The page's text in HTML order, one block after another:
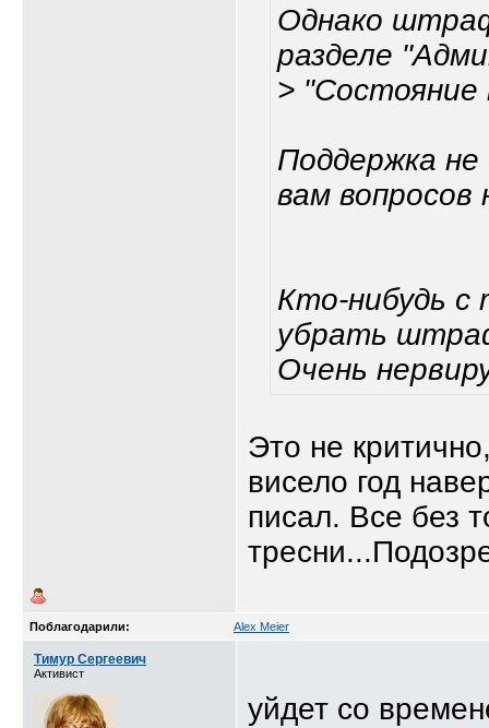
Однако
разделе
>
Поддержка
вам
Кто-нибудь с
убрать
Очень
Это не
висело год
писал. Все без
Поблагодарили: Alex Meier
Тимур Сергеевич
Активист
уйдет со